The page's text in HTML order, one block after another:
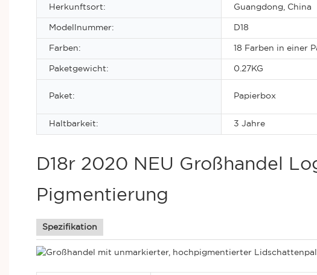
Herkunftsort: Guangdong, China
Modellnummer: D18
Farben: 18 Farben in einer
Paketgewicht: 0.27KG
Paket: Papierbox
Haltbarkeit: 3 Jahre
D18r 2020 NEU Großhandel
Pigmentierung
Spezifikation